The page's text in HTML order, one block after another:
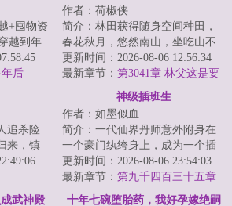
+囤物资
越到年
姓的男
后
作者：荷椒侠
简介：林田获得随身空间种田，
春花秋月，悠然南山，坐吃山不
空。他只想过好自己的小日子，
实力却不允许他...
更新时间：2026-08-06 12:56:34
最新章节： 第3041章 林父这是要
追杀险
来，镇
神级插班生
作者：如墨似血
简介：一代仙界丹师意外附身在
一个豪门纨绔身上，成为一个插
班生，以一身神奇仙术，混迹于
美女丛中，在都...
更新时间：2026-08-06 23:54:03
最新章节： 第九千四百三十五章
好像不太听话！
武神殿 十年七碗堕胎药，我好孕嫁绝嗣